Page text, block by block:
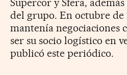
Supercor y Sfera,
del grupo. En octubre de
mantenía negociaciones
ser su socio logístico en
publicó este periódico.